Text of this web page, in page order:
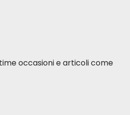
occasioni e articoli come